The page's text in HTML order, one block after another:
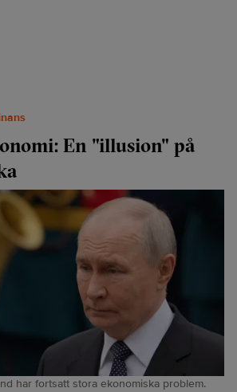
En "illusion" på
har fortsatt stora ekonomiska problem.